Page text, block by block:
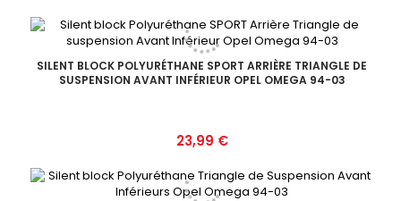
SILENT BLOCK POLYURÉTHANE SPORT ARRIÈRE TRIANGLE DE
SUSPENSION AVANT INFÉRIEUR OPEL OMEGA 94-03
Prix
23,99 €